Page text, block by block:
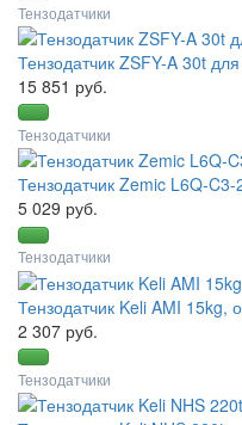
Тензодатчики
Тензодатчик ZSFY-A 30t
15 851 руб.
Тензодатчики
Тензодатчик Zemic L6Q-
5 029 руб.
Тензодатчики
Тензодатчик Keli AMI 15kg,
2 307 руб.
Тензодатчики